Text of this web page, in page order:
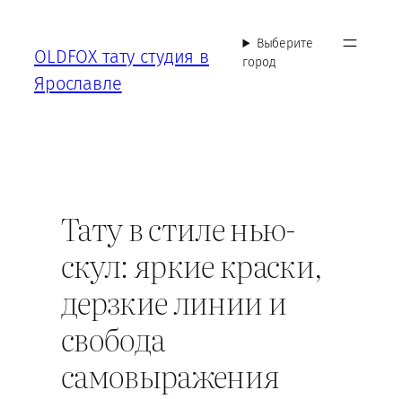
содержимому
OLDFOX тату студия в
Ярославле
Выберите
город
Тату в стиле нью-
скул: яркие краски,
дерзкие линии и
свобода
самовыражения